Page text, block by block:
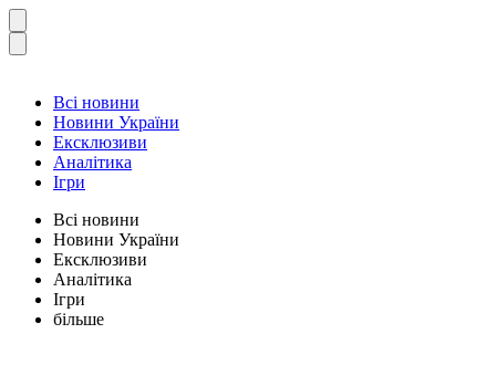
Всі новини
Новини України
Ексклюзиви
Аналітика
Ігри
Всі новини
Новини України
Ексклюзиви
Аналітика
Ігри
більше